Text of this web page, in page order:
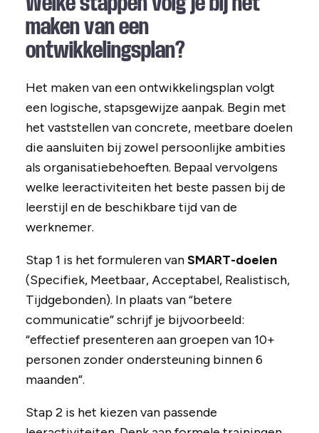
maken van een
ontwikkelingsplan?
Het maken van een ontwikkelingsplan volgt
een logische, stapsgewijze aanpak. Begin met
het vaststellen van concrete, meetbare doelen
die aansluiten bij zowel persoonlijke ambities
als organisatiebehoeften. Bepaal vervolgens
welke leeractiviteiten het beste passen bij de
leerstijl en de beschikbare tijd van de
werknemer.
Stap 1 is het formuleren vanSMART-doelen
(Specifiek, Meetbaar, Acceptabel, Realistisch,
Tijdgebonden). In plaats van “betere
communicatie” schrijf je bijvoorbeeld:
“effectief presenteren aan groepen van 10+
personen zonder ondersteuning binnen 6
maanden”.
Stap 2 is het kiezen van passende